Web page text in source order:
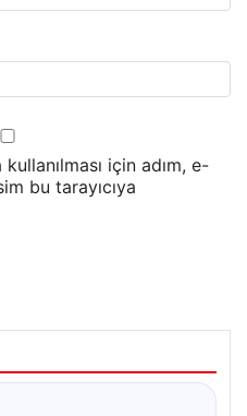
için adım, e-
bu tarayıcıya